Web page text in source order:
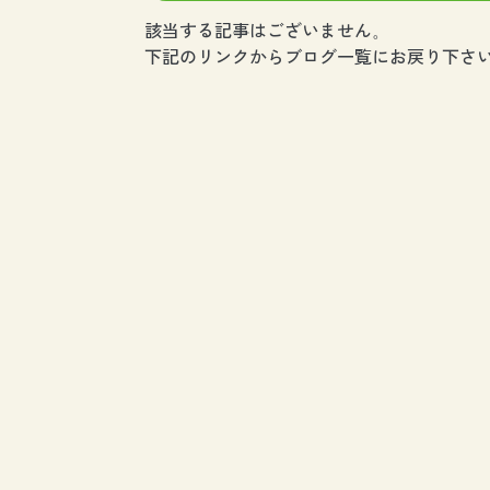
該当する記事はございません。
下記のリンクからブログ一覧にお戻り下さ